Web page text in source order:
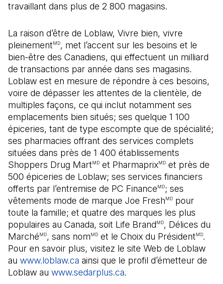
travaillant dans plus de 2 800 magasins.
La raison d’être de Loblaw, Vivre bien, vivre
pleinementMD, met l’accent sur les besoins et le
bien-être des Canadiens, qui effectuent un milliard
de transactions par année dans ses magasins.
Loblaw est en mesure de répondre à ces besoins,
voire de dépasser les attentes de la clientèle, de
multiples façons, ce qui inclut notamment ses
emplacements bien situés; ses quelque 1 100
épiceries, tant de type escompte que de spécialité;
ses pharmacies offrant des services complets
situées dans près de 1 400 établissements
Shoppers Drug MartMD et PharmaprixMD et près de
500 épiceries de Loblaw; ses services financiers
offerts par l’entremise de PC FinanceMD; ses
vêtements mode de marque Joe FreshMD pour
toute la famille; et quatre des marques les plus
populaires au Canada, soit Life BrandMD, Délices du
MarchéMD, sans nomMD et le Choix du PrésidentMD.
Pour en savoir plus, visitez le site Web de Loblaw
au www.loblaw.ca ainsi que le profil d’émetteur de
Loblaw au www.sedarplus.ca(Il s'ouvre dans un
.